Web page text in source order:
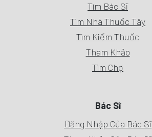
Tìm Bác Sĩ
Tìm Nhà Thuốc Tây
Tìm Kiếm Thuốc
Tham Khảo
Tìm Chợ
Bác Sĩ
Đăng Nhập Của Bác Sĩ